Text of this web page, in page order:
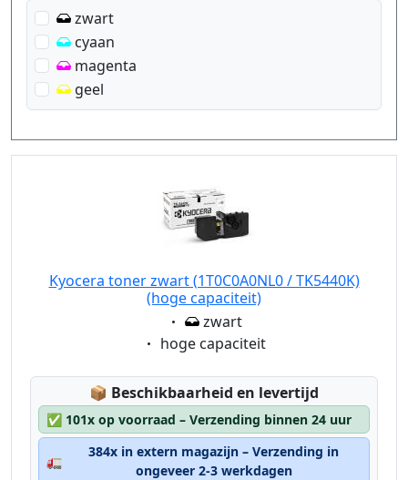
zwart
cyaan
magenta
geel
Kyocera toner zwart (1T0C0A0NL0 / TK5440K)
(hoge capaciteit)
Eigenschaft:
zwart
Eigenschaft:
hoge capaciteit
📦 Lagerstatus:
Beschikbaarheid en levertijd
✅ 101x op voorraad – Verzending binnen 24 uur
🚛
384x in extern magazijn – Verzending in
ongeveer 2-3 werkdagen